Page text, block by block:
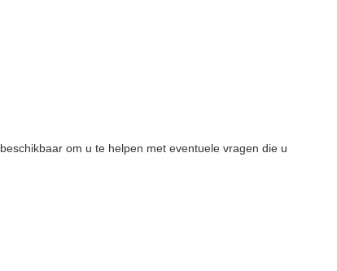
om u te helpen met eventuele vragen die u